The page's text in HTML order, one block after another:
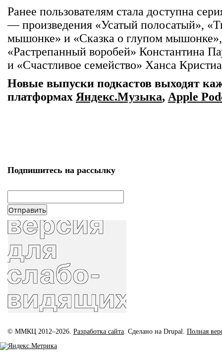
Ранее пользователям стала доступна
— произведения «Усатый полосатый»,
мышонке» и «Сказка о глупом мышонке»,
«Растрепанный воробей» Константина
и «Счастливое семейство» Ханса
Новые выпуски подкастов выходят
платформах Яндекс.Музыка, Apple
Подпишитесь на рассылку
© ММКЦ 2012–2026. Разработка сайта. Сделано на Drupal. Полная